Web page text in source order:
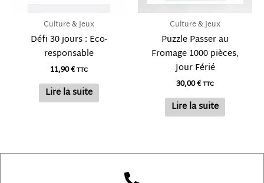
Culture & Jeux
Défi 30 jours : Eco-
responsable
11,90€TTC
Lire la suite
Culture & Jeux
Puzzle Passer au
Fromage 1000 pièces,
Jour Férié
30,00€TTC
Lire la suite